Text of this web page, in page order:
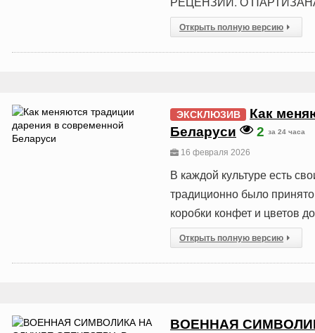
Открыть полную версию
ЭКСКЛЮЗИВ
Как
Беларуси
2 за 24 часа
16 февраля 2026
В каждой культуре есть
традиционно было
коробки конфет и цветов
Открыть полную версию
ВОЕННАЯ